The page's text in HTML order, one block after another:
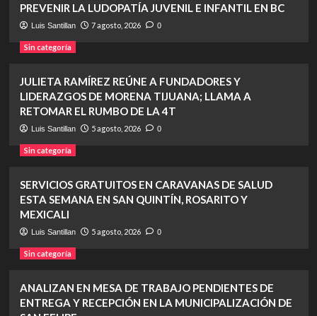
PREVENIR LA LUDOPATÍA JUVENIL E INFANTIL EN BC
Luis Santillan 7 agosto, 2026 0
Sin categoría
JULIETA RAMÍREZ REÚNE A FUNDADORES Y
LIDERAZGOS DE MORENA TIJUANA; LLAMA A
RETOMAR EL RUMBO DE LA 4T
Luis Santillan 5 agosto, 2026 0
Sin categoría
SERVICIOS GRATUITOS EN CARAVANAS DE SALUD
ESTA SEMANA EN SAN QUINTÍN, ROSARITO Y
MEXICALI
Luis Santillan 5 agosto, 2026 0
Sin categoría
ANALIZAN EN MESA DE TRABAJO PENDIENTES DE
ENTREGA Y RECEPCIÓN EN LA MUNICIPALIZACIÓN DE